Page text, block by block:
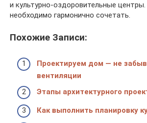
и культурно-оздоровительные
необходимо гармонично сочетать.
Похожие Записи:
Проектируем дом — не
вентиляции
Этапы архитектурного
Как выполнить планировку